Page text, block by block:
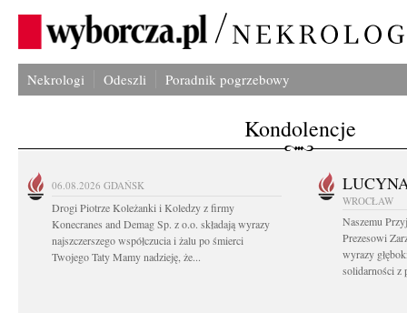
Nekrologi Odeszli Poradnik pogrzebowy
Kondolencje
06.08.2026 GDAŃSK
Drogi Piotrze Koleżanki i Koledzy z firmy
Konecranes and Demag Sp. z o.o. składają wyrazy
najszczerszego współczucia i żalu po śmierci
Twojego Taty Mamy nadzieję, że...
WROCŁAW
Naszemu
Prezesowi
wyrazy
solidarności z